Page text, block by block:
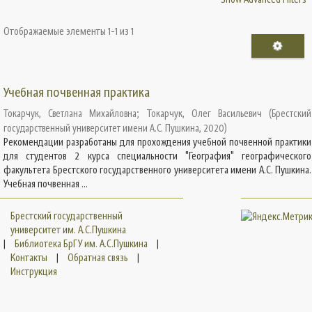
Отображаемые элементы 1-1 из 1
Учебная почвенная практика
Токарчук, Светлана Михайловна; Токарчук, Олег Васильевич (Брестский
государственный университет имени А.С. Пушкина, 2020)
Рекомендации разработаны для прохождения учебной почвенной практики
для студентов 2 курса специальности "География" географического
факультета Брестского государственного университета имени А.С. Пушкина.
Учебная почвенная ...
Брестский государственный
университет им. А.С.Пушкина
|
Библиотека БрГУ им. А.С.Пушкина
|
Контакты
| Обратная связь
|
Инструкция